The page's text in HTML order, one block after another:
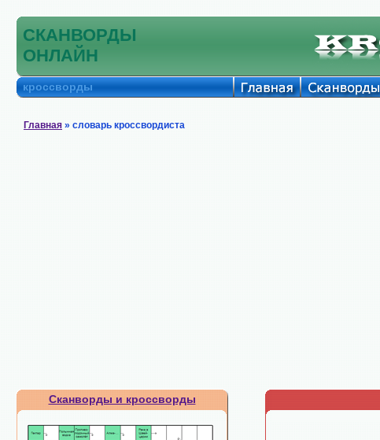
СКАНВОРДЫ
ОНЛАЙН
кроссворды
Главная » словарь кроссвордиста
Сканворды и кроссворды